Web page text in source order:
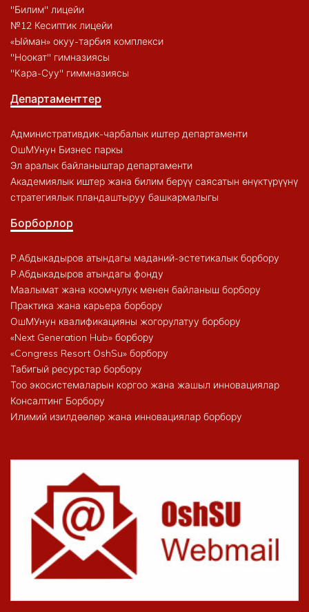
"Билим" лицейи
№12 Кесиптик лицейи
«Ыйман» окуу-тарбия комплекси
"Ноокат" гимназиясы
"Кара-Суу" гиммназиясы
Департаменттер
Административдик-чарбалык иштер департаменти
ОшМУнун Бизнес паркы
Эл аралык байланыштар департаменти
Академиялык иштер жана билим берүү саясатын өнүктүрүүнү
стратегиялык пландаштыруу башкармалыгы
Борборлор
Р.Абдыкадыров атындагы маданий-эстетикалык борбору
Р.Абдыкадыров атындагы фонду
Маалымат жана коомчулук менен байланыш борбору
Практика жана карьера борбору
ОшМУнун квалификацияны жогорулатуу борбору
«Next Generation Hub» борбору
«Congress Resort OshSu» борбору
Табигый ресурстар борбору
Тоо экосистемаларын коргоо жана жашыл инновациялар
Консалтинг Борбору
Илимий изилдөөлөр жана инновациялар борбору